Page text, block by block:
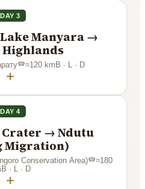
DAY 3
Manyara →
≈120 km B · L · D
+
DAY 4
→ Ndutu
Migration)
Conservation Area) ≈180
B · L · D
+